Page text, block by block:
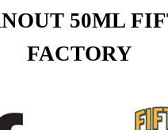
50ML
FACTORY